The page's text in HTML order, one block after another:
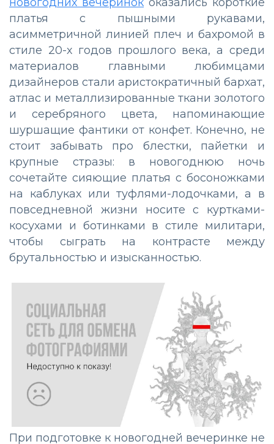
платья с пышными рукавами,
асимметричной линией плеч и бахромой в
стиле 20-х годов прошлого века, а среди
материалов главными любимцами
дизайнеров стали аристократичный бархат,
атлас и металлизированные ткани золотого
и серебряного цвета, напоминающие
шуршащие фантики от конфет. Конечно, не
стоит забывать про блестки, пайетки и
крупные стразы: в новогоднюю ночь
сочетайте сияющие платья с босоножками
на каблуках или туфлями-лодочками, а в
повседневной жизни носите с куртками-
косухами и ботинками в стиле милитари,
чтобы сыграть на контрасте между
брутальностью и изысканностью.
При подготовке к новогодней вечеринке не